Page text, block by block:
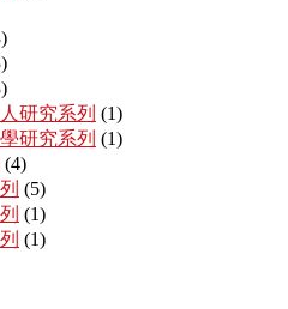
研究系列 (1)
研究系列 (1)
(4)
(5)
(1)
(1)